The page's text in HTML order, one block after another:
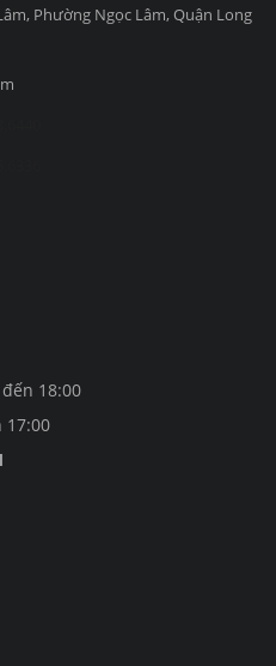
Phường Ngọc Lâm, Quận Long
18:00
17:00